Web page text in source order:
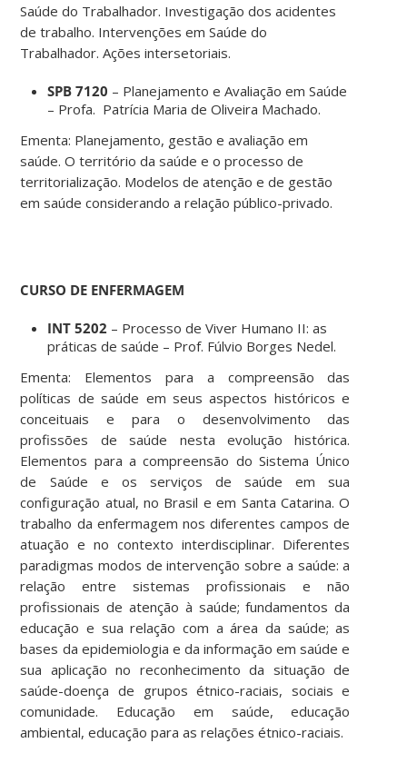
Saúde do Trabalhador. Investigação dos acidentes
de trabalho. Intervenções em Saúde do
Trabalhador. Ações intersetoriais.
SPB 7120 – Planejamento e Avaliação em Saúde
– Profa. Patrícia Maria de Oliveira Machado.
Ementa: Planejamento, gestão e avaliação em
saúde. O território da saúde e o processo de
territorialização. Modelos de atenção e de gestão
em saúde considerando a relação público-privado.
CURSO DE ENFERMAGEM
INT 5202 – Processo de Viver Humano II: as
práticas de saúde – Prof. Fúlvio Borges Nedel.
Ementa: Elementos para a compreensão das
políticas de saúde em seus aspectos históricos e
conceituais e para o desenvolvimento das
profissões de saúde nesta evolução histórica.
Elementos para a compreensão do Sistema Único
de Saúde e os serviços de saúde em sua
configuração atual, no Brasil e em Santa Catarina. O
trabalho da enfermagem nos diferentes campos de
atuação e no contexto interdisciplinar. Diferentes
paradigmas modos de intervenção sobre a saúde: a
relação entre sistemas profissionais e não
profissionais de atenção à saúde; fundamentos da
educação e sua relação com a área da saúde; as
bases da epidemiologia e da informação em saúde e
sua aplicação no reconhecimento da situação de
saúde-doença de grupos étnico-raciais, sociais e
comunidade. Educação em saúde, educação
ambiental, educação para as relações étnico-raciais.